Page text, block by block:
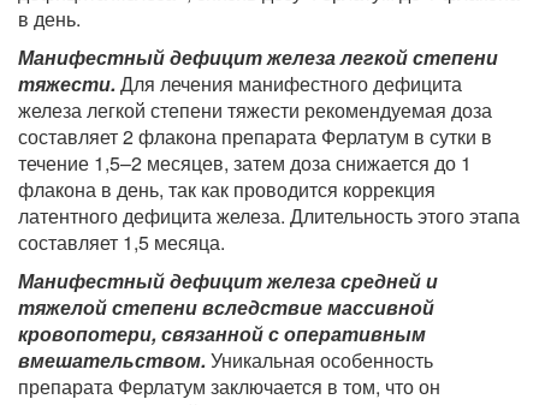
в день.
Манифестный дефицит железа легкой степени
тяжести. Для лечения манифестного дефицита
железа легкой степени тяжести рекомендуемая доза
составляет 2 флакона препарата Ферлатум в сутки в
течение 1,5–2 месяцев, затем доза снижается до 1
флакона в день, так как проводится коррекция
латентного дефицита железа. Длительность этого этапа
составляет 1,5 месяца.
Манифестный дефицит железа средней и
тяжелой степени вследствие массивной
кровопотери, связанной с оперативным
вмешательством. Уникальная особенность
препарата Ферлатум заключается в том, что он